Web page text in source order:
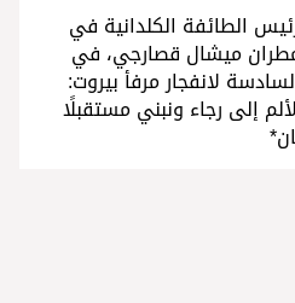
الطائفة الكلدانية في
ميشال قصارجي، في
لانفجار مرفأ بيروت:
إلى رجاء ونبني مستقبلًا